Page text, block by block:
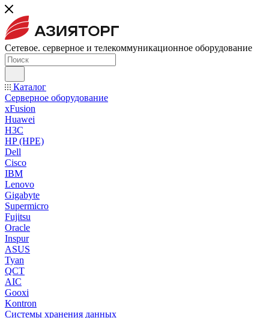
Сетевое. серверное и телекоммуникационное оборудование
Каталог
Серверное оборудование
xFusion
Huawei
H3C
HP (HPE)
Dell
Cisco
IBM
Lenovo
Gigabyte
Supermicro
Fujitsu
Oracle
Inspur
ASUS
Tyan
QCT
AIC
Gooxi
Kontron
Системы хранения данных